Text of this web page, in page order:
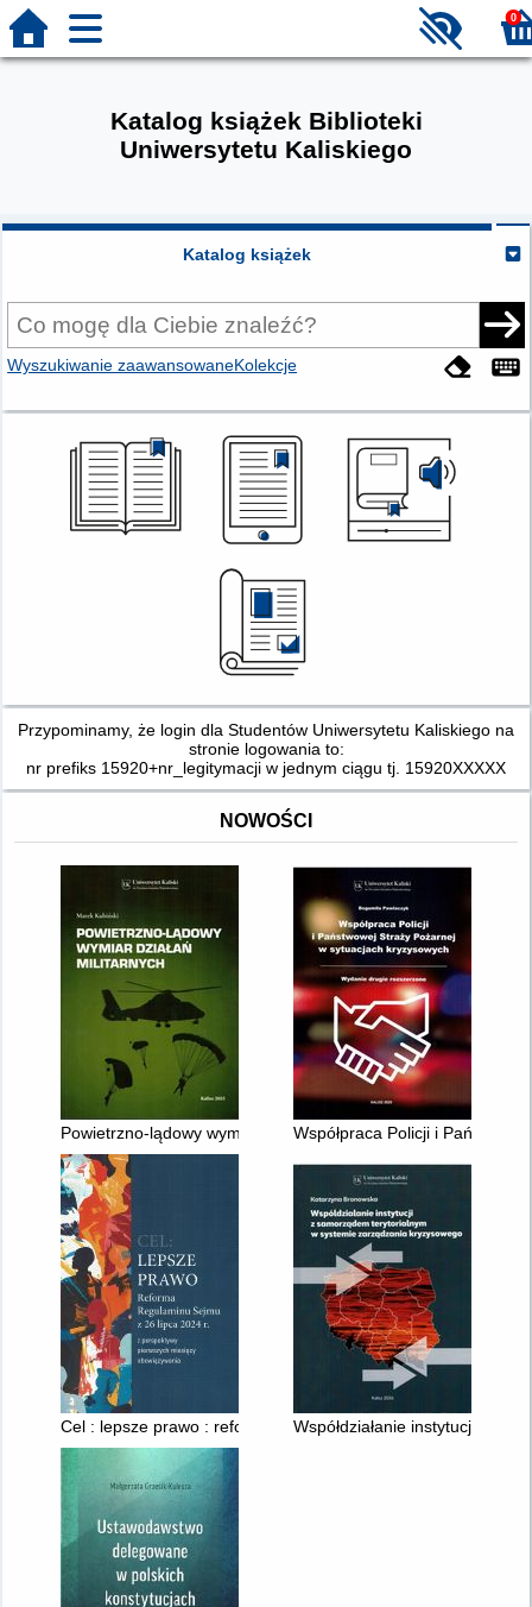
0
Katalog książek Biblioteki
Uniwersytetu Kaliskiego
Katalog książek
Wyszukiwanie zaawansowaneKolekcje
Przypominamy, że login dla Studentów Uniwersytetu Kaliskiego na
stronie logowania to:
nr prefiks 15920+nr_legitymacji w jednym ciągu tj. 15920XXXXX
NOWOŚCI
Powietrzno-lądowy wymiar działań militarnych
Współpraca Policji i
Cel : lepsze prawo : reforma Regulaminu Sejmu z 26 lipca
Współdziałanie instytucji z